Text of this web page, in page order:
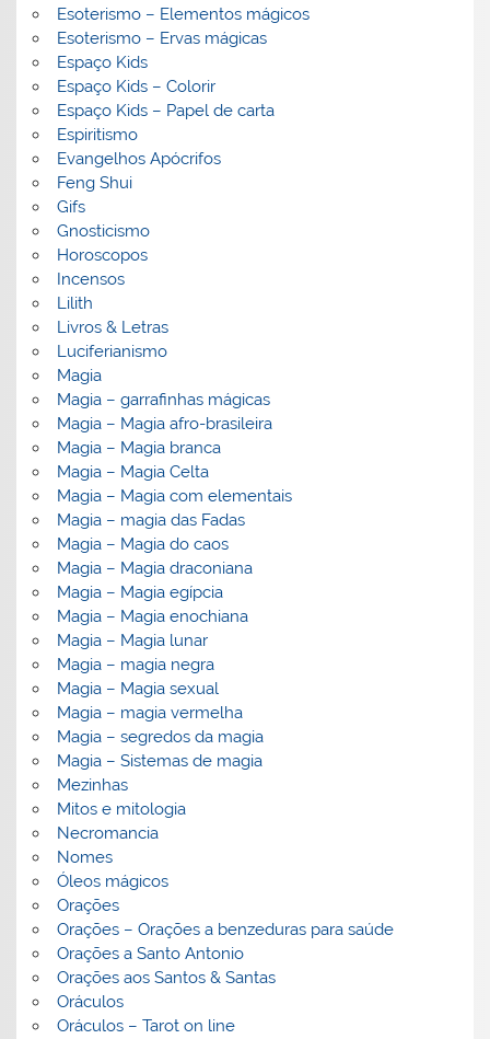
Esoterismo – Elementos mágicos
Esoterismo – Ervas mágicas
Espaço Kids
Espaço Kids – Colorir
Espaço Kids – Papel de carta
Espiritismo
Evangelhos Apócrifos
Feng Shui
Gifs
Gnosticismo
Horoscopos
Incensos
Lilith
Livros & Letras
Luciferianismo
Magia
Magia – garrafinhas mágicas
Magia – Magia afro-brasileira
Magia – Magia branca
Magia – Magia Celta
Magia – Magia com elementais
Magia – magia das Fadas
Magia – Magia do caos
Magia – Magia draconiana
Magia – Magia egípcia
Magia – Magia enochiana
Magia – Magia lunar
Magia – magia negra
Magia – Magia sexual
Magia – magia vermelha
Magia – segredos da magia
Magia – Sistemas de magia
Mezinhas
Mitos e mitologia
Necromancia
Nomes
Óleos mágicos
Orações
Orações – Orações a benzeduras para saúde
Orações a Santo Antonio
Orações aos Santos & Santas
Oráculos
Oráculos – Tarot on line